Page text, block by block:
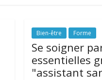
Bien-être Forme
Se soigner
essentielles
"assistant